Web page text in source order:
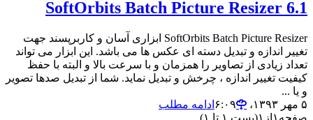
SoftOrbits Batch Picture Resizer 6.1
SoftOrbits Batch Picture Resizer ابزاری آسان و کاربرپسند جهت
تغییر اندازه و تبدیل دسته ای عکس ها می باشد. این ابزار می تواند
تعداد زیادی از تصاویر را همزمان و با سرعت بالا و البته با حفظ
کیفیت تغییر اندازه ، چرخش و تبدیل نماید. شما از تبدیل صدها تصویر
و یا ...
۵ مهر ۱۳۹۳،‏ ۶:۰۹
ادامه مطلب
صفحه ۱ از ۱(پست ۱ تا ۱)